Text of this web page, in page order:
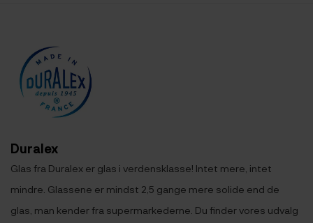
Duralex
Glas fra Duralex er glas i verdensklasse! Intet mere, intet
mindre. Glassene er mindst 2,5 gange mere solide end de
glas, man kender fra supermarkederne. Du finder vores udvalg